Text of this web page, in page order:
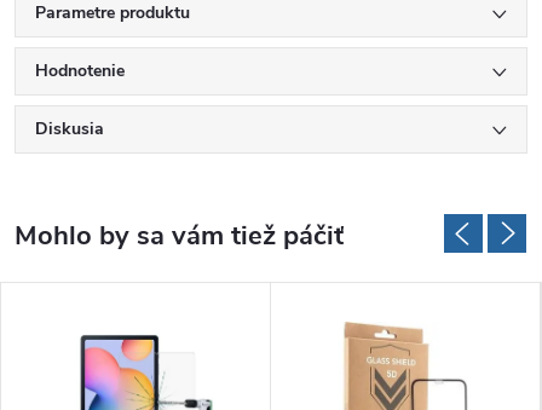
Parametre produktu
Hodnotenie
Diskusia